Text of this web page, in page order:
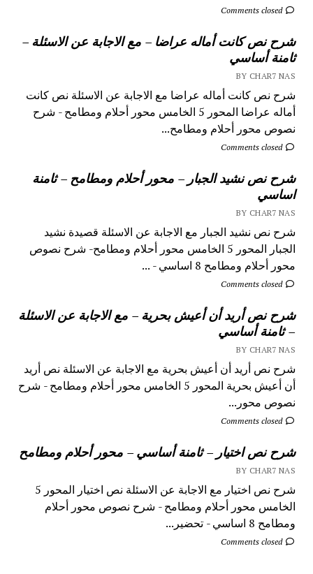
Comments closed
شرح نص كانت أماله عراضا – مع الاجابة عن الاسئلة –
ثامنة أساسي
BY CHAR7 NAS
شرح نص كانت أماله عراضا مع الاجابة عن الاسئلة نص كانت
أماله عراضا المحور 5 الخامس محور أحلام ومطامح - شرح
نصوص محور أحلام ومطامح...
Comments closed
شرح نص نشيد الجبار – محور أحلام ومطامح – ثامنة
اساسي
BY CHAR7 NAS
شرح نص نشيد الجبار مع الاجابة عن الاسئلة قصيدة نشيد
الجبار المحور 5 الخامس محور أحلام ومطامح- شرح نصوص
محور أحلام ومطامح 8 اساسي - ...
Comments closed
شرح نص أريد أن أعيش بحرية – مع الاجابة عن الاسئلة
– ثامنة أساسي
BY CHAR7 NAS
شرح نص أريد أن أعيش بحرية مع الاجابة عن الاسئلة نص أريد
أن أعيش بحرية المحور 5 الخامس محور أحلام ومطامح - شرح
نصوص محور...
Comments closed
شرح نص اختيار – ثامنة أساسي – محور أحلام ومطامح
BY CHAR7 NAS
شرح نص اختيار مع الاجابة عن الاسئلة نص اختيار المحور 5
الخامس محور أحلام ومطامح - شرح نصوص محور أحلام
ومطامح 8 اساسي - تحضير...
Comments closed